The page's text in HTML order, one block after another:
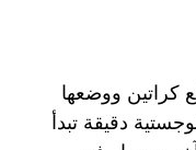
كراتين ووضعها
دقيقة تبدأ